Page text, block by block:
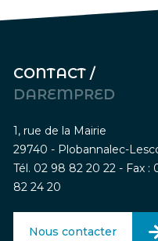
CONTACT /
DAREMPRED
1, rue de la Mairie
29740 - Plobannalec-
Tél. 02 98 82 20 22 - Fax :
82 24 20
Nous contacter